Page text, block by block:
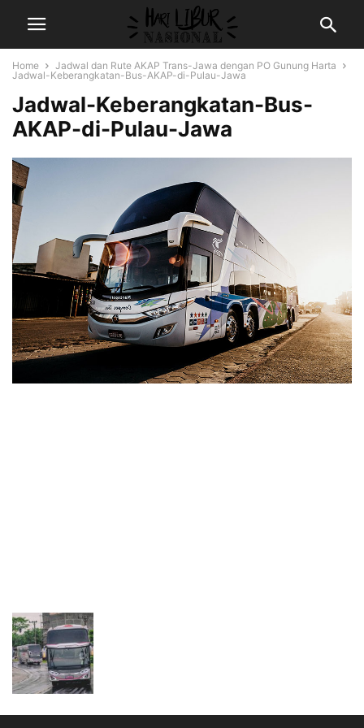
Home
Jadwal dan Rute AKAP Trans-Jawa dengan PO Gunung Harta
Jadwal-Keberangkatan-Bus-AKAP-di-Pulau-Jawa
Jadwal-Keberangkatan-Bus-
AKAP-di-Pulau-Jawa